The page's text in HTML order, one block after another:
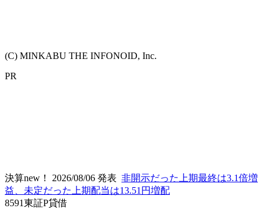
(C) MINKABU THE INFONOID, Inc.
PR
決算new！ 2026/08/06 発表 非開示だった上期最終は3.1倍増
益、未定だった上期配当は13.51円増配
8591東証P貸借